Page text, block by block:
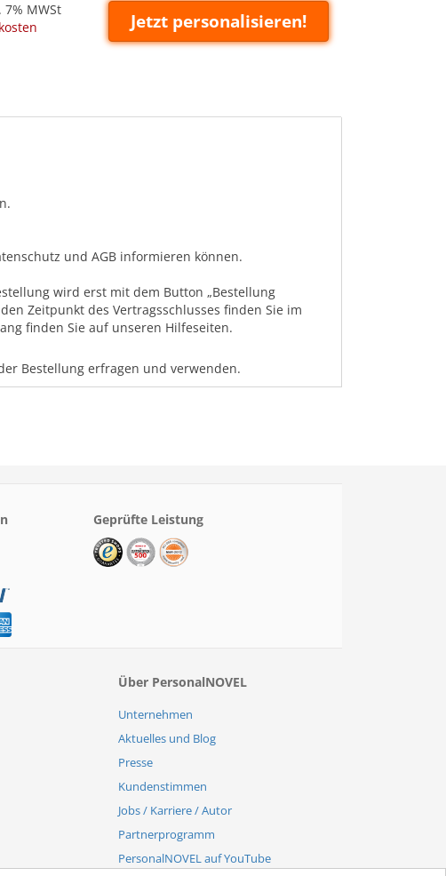
7% MWSt
Jetzt personalisieren!
und AGB informieren können.
wird erst mit dem Button „Bestellung
Zeitpunkt des Vertragsschlusses finden Sie im
finden Sie auf unseren Hilfeseiten.
Bestellung erfragen und verwenden.
Geprüfte Leistung
Über PersonalNOVEL
Unternehmen
Aktuelles und Blog
Presse
Kundenstimmen
Jobs / Karriere / Autor
Partnerprogramm
PersonalNOVEL auf YouTube